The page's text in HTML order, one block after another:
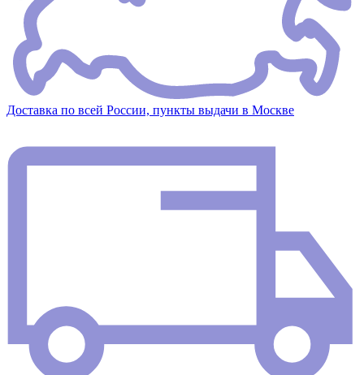
Доставка по всей России, пункты выдачи в Москве